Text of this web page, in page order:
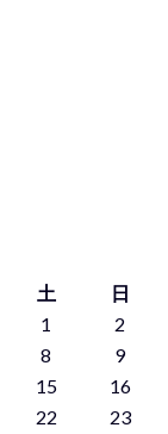
土
日
1
2
8
9
15
16
22
23